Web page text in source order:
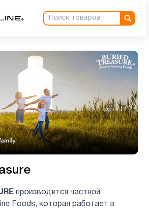
производится частной
Foods, которая работает в
1
1